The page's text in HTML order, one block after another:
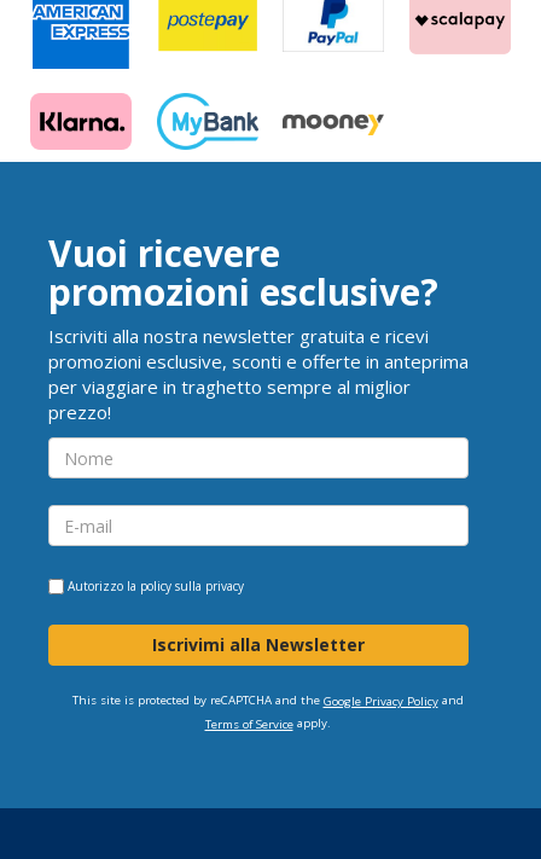
Vuoi ricevere
promozioni esclusive?
Iscriviti alla nostra newsletter gratuita e ricevi
promozioni esclusive, sconti e offerte in anteprima
per viaggiare in traghetto sempre al miglior
prezzo!
Autorizzo la policy sulla privacy
Iscrivimi alla Newsletter
This site is protected by reCAPTCHA and the Google Privacy Policyand
Terms of Serviceapply.